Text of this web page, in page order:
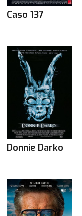
Caso 137
Donnie Darko